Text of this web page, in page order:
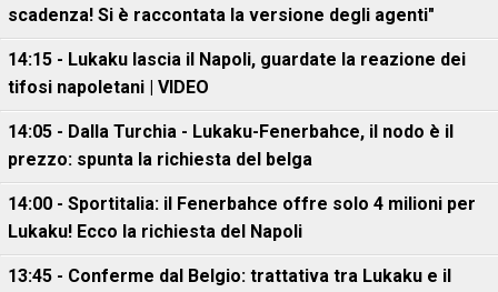
scadenza! Si è raccontata la versione degli agenti"
14:15 - Lukaku lascia il Napoli, guardate la reazione dei
tifosi napoletani | VIDEO
14:05 - Dalla Turchia - Lukaku-Fenerbahce, il nodo è il
prezzo: spunta la richiesta del belga
14:00 - Sportitalia: il Fenerbahce offre solo 4 milioni per
Lukaku! Ecco la richiesta del Napoli
13:45 - Conferme dal Belgio: trattativa tra Lukaku e il